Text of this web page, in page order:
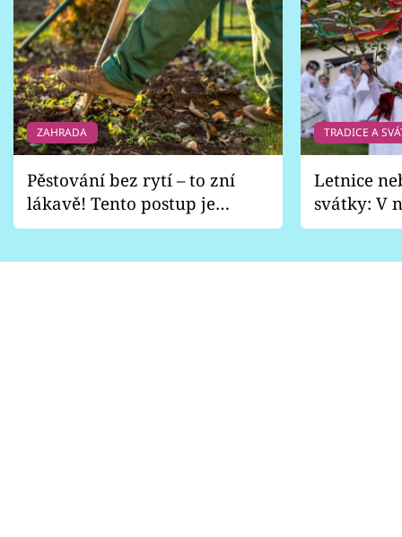
ZAHRADA
Pěstování bez rytí – to zní
lákavě! Tento postup je
vhodný jen pro některé
TRADICE A
Letnice
svátky: V
pondělí